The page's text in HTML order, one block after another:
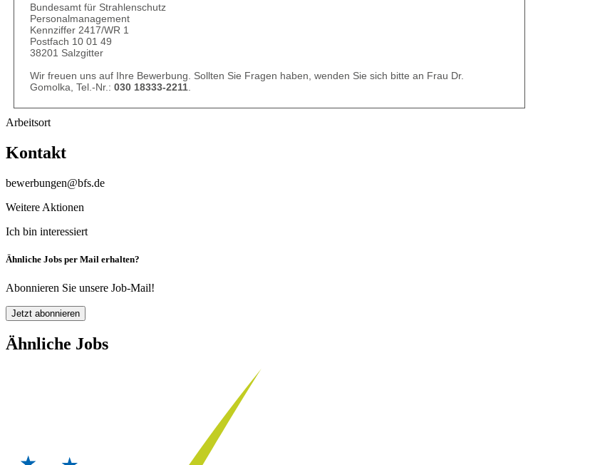
Bundesamt für Strahlenschutz
Personalmanagement
Kennziffer 2417/WR 1
Postfach 10 01 49
38201 Salzgitter
Wir freuen uns auf Ihre Bewerbung. Sollten Sie Fragen haben, wenden Sie sich bitte an Frau Dr.
Gomolka, Tel.-Nr.: 030 18333-2211.
Arbeitsort
Kontakt
bewerbungen@bfs.de
Weitere Aktionen
Ich bin interessiert
Ähnliche Jobs per Mail erhalten?
Abonnieren Sie unsere Job-Mail!
Jetzt abonnieren
Ähnliche Jobs